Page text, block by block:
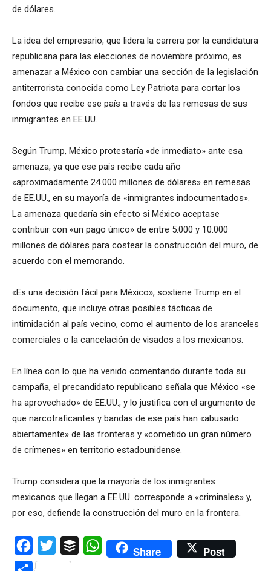
de dólares.
La idea del empresario, que lidera la carrera por la candidatura
republicana para las elecciones de noviembre próximo, es
amenazar a México con cambiar una sección de la legislación
antiterrorista conocida como Ley Patriota para cortar los
fondos que recibe ese país a través de las remesas de sus
inmigrantes en EE.UU.
Según Trump, México protestaría «de inmediato» ante esa
amenaza, ya que ese país recibe cada año
«aproximadamente 24.000 millones de dólares» en remesas
de EE.UU., en su mayoría de «inmigrantes indocumentados».
La amenaza quedaría sin efecto si México aceptase
contribuir con «un pago único» de entre 5.000 y 10.000
millones de dólares para costear la construcción del muro, de
acuerdo con el memorando.
«Es una decisión fácil para México», sostiene Trump en el
documento, que incluye otras posibles tácticas de
intimidación al país vecino, como el aumento de los aranceles
comerciales o la cancelación de visados a los mexicanos.
En línea con lo que ha venido comentando durante toda su
campaña, el precandidato republicano señala que México «se
ha aprovechado» de EE.UU., y lo justifica con el argumento de
que narcotraficantes y bandas de ese país han «abusado
abiertamente» de las fronteras y «cometido un gran número
de crímenes» en territorio estadounidense.
Trump considera que la mayoría de los inmigrantes
mexicanos que llegan a EE.UU. corresponde a «criminales» y,
por eso, defiende la construcción del muro en la frontera.
Facebook
Twitter Buffer WhatsAppShare Post